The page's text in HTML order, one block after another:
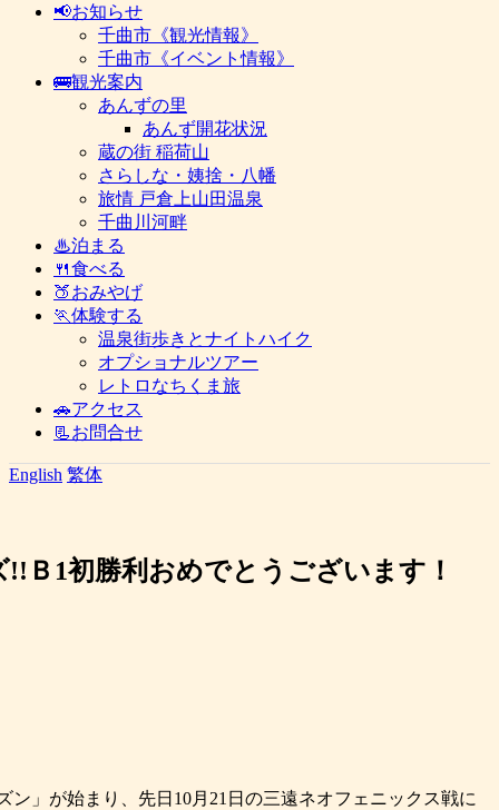
📢お知らせ
千曲市《観光情報》
千曲市《イベント情報》
🚌観光案内
あんずの里
あんず開花状況
蔵の街 稲荷山
さらしな・姨捨・八幡
旅情 戸倉上山田温泉
千曲川河畔
♨泊まる
🍴食べる
🍑おみやげ
🏃体験する
温泉街歩きとナイトハイク
オプショナルツアー
レトロなちくま旅
🚗アクセス
📃お問合せ
English 繁体
Ｂ1初勝利おめでとうございます！
ン」が始まり、先日10月21日の三遠ネオフェニックス戦に